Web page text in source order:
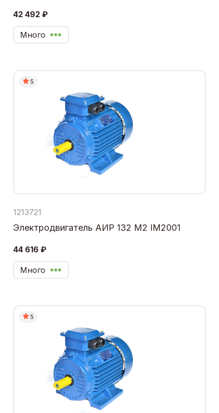
42 492 ₽
Много
5
1213721
Электродвигатель АИР 132 М2 IM2001
44 616 ₽
Много
5